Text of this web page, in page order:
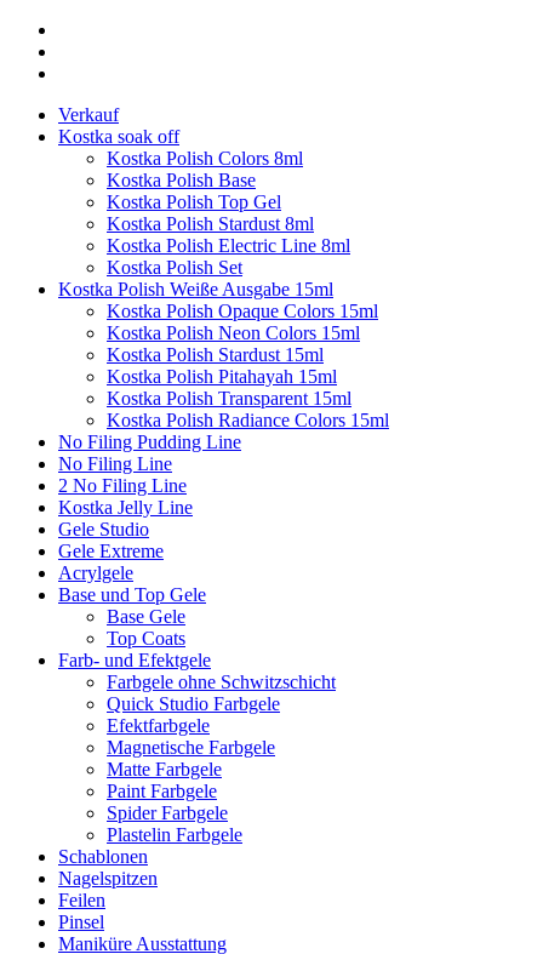
Verkauf
Kostka soak off
Kostka Polish Colors 8ml
Kostka Polish Base
Kostka Polish Top Gel
Kostka Polish Stardust 8ml
Kostka Polish Electric Line 8ml
Kostka Polish Set
Kostka Polish Weiße Ausgabe 15ml
Kostka Polish Opaque Colors 15ml
Kostka Polish Neon Colors 15ml
Kostka Polish Stardust 15ml
Kostka Polish Pitahayah 15ml
Kostka Polish Transparent 15ml
Kostka Polish Radiance Colors 15ml
No Filing Pudding Line
No Filing Line
2 No Filing Line
Kostka Jelly Line
Gele Studio
Gele Extreme
Acrylgele
Base und Top Gele
Base Gele
Top Coats
Farb- und Efektgele
Farbgele ohne Schwitzschicht
Quick Studio Farbgele
Efektfarbgele
Magnetische Farbgele
Matte Farbgele
Paint Farbgele
Spider Farbgele
Plastelin Farbgele
Schablonen
Nagelspitzen
Feilen
Pinsel
Maniküre Ausstattung